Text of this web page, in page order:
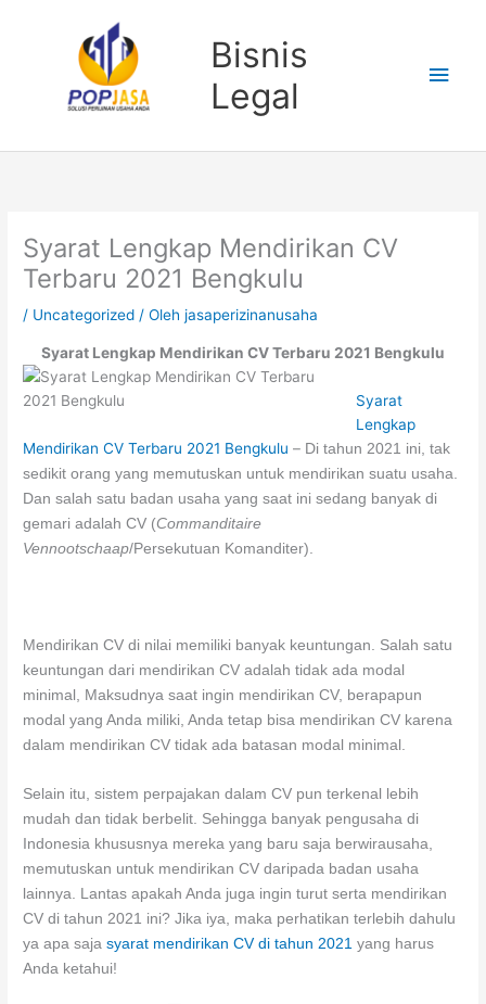
Bisnis
Legal
Syarat Lengkap Mendirikan CV
Terbaru 2021 Bengkulu
/ Uncategorized / Olehjasaperizinanusaha
Syarat Lengkap Mendirikan CV Terbaru 2021 Bengkulu
Syarat
Lengkap
Mendirikan CV Terbaru 2021 Bengkulu – Di tahun 2021 ini, tak
sedikit orang yang memutuskan untuk mendirikan suatu usaha.
Dan salah satu badan usaha yang saat ini sedang banyak di
gemari adalah CV (Commanditaire
Vennootschaap/Persekutuan Komanditer).
Mendirikan CV di nilai memiliki banyak keuntungan. Salah satu
keuntungan dari mendirikan CV adalah tidak ada modal
minimal, Maksudnya saat ingin mendirikan CV, berapapun
modal yang Anda miliki, Anda tetap bisa mendirikan CV karena
dalam mendirikan CV tidak ada batasan modal minimal.
Selain itu, sistem perpajakan dalam CV pun terkenal lebih
mudah dan tidak berbelit. Sehingga banyak pengusaha di
Indonesia khususnya mereka yang baru saja berwirausaha,
memutuskan untuk mendirikan CV daripada badan usaha
lainnya. Lantas apakah Anda juga ingin turut serta mendirikan
CV di tahun 2021 ini? Jika iya, maka perhatikan terlebih dahulu
ya apa sajasyarat mendirikan CV di tahun 2021 yang harus
Anda ketahui!